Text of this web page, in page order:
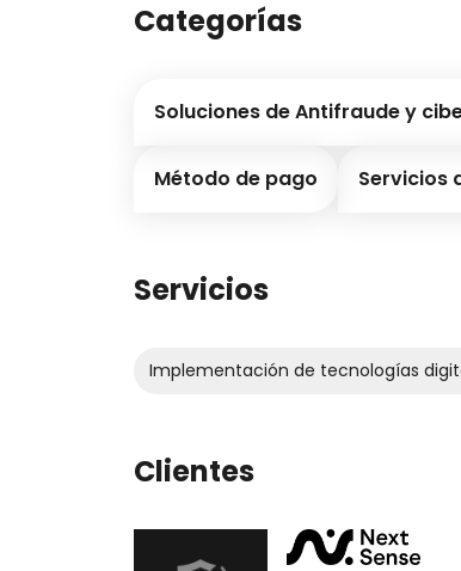
Categorías
Soluciones de Antifraude y
Método de pago Servicios
Servicios
Implementación de tecnologías
Clientes